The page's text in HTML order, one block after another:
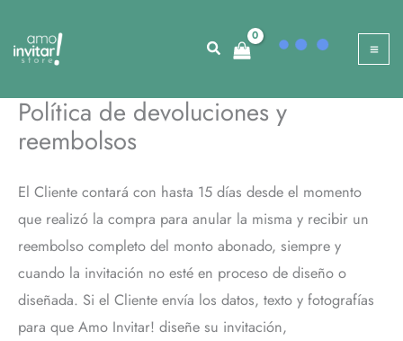
contenido
Política de devoluciones y
reembolsos
El Cliente contará con hasta 15 días desde el momento
que realizó la compra para anular la misma y recibir un
reembolso completo del monto abonado, siempre y
cuando la invitación no esté en proceso de diseño o
diseñada. Si el Cliente envía los datos, texto y fotografías
para que Amo Invitar! diseñe su invitación,